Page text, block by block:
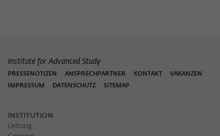
Institute for Advanced Study
PRESSENOTIZEN ANSPRECHPARTNER KONTAKT
VAKANZEN
IMPRESSUM
DATENSCHUTZ SITEMAP
INSTITUTION
Leitung